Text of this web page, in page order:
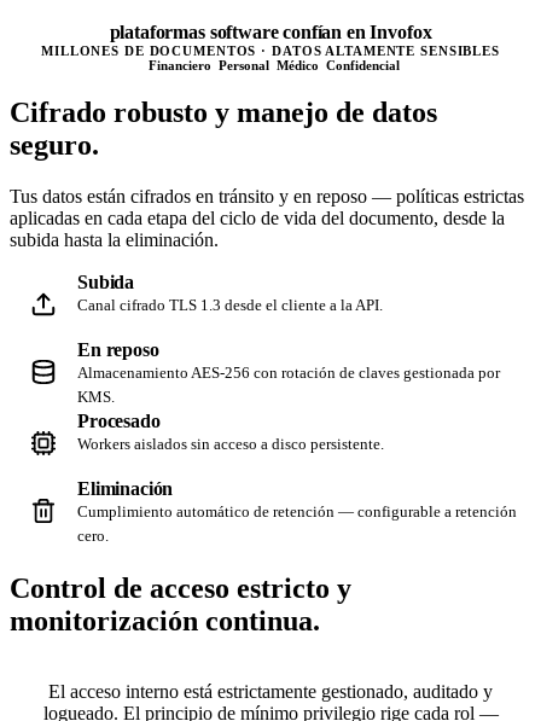
plataformas software confían en Invofox
MILLONES DE DOCUMENTOS · DATOS ALTAMENTE SENSIBLES
Financiero Personal Médico Confidencial
Cifrado robusto y manejo de datos
seguro.
Tus datos están cifrados en tránsito y en reposo — políticas estrictas
aplicadas en cada etapa del ciclo de vida del documento, desde la
subida hasta la eliminación.
Subida
Canal cifrado TLS 1.3 desde el cliente a la API.
En reposo
Almacenamiento AES-256 con rotación de claves gestionada por
KMS.
Procesado
Workers aislados sin acceso a disco persistente.
Eliminación
Cumplimiento automático de retención — configurable a retención
cero.
Control de acceso estricto y
monitorización continua.
El acceso interno está estrictamente gestionado, auditado y
logueado. El principio de mínimo privilegio rige cada rol —